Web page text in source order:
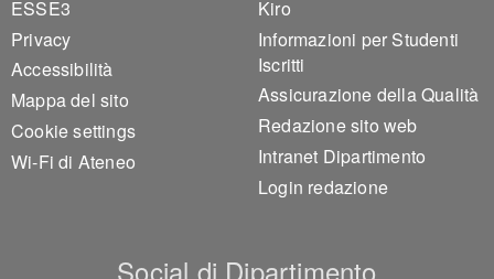
ESSE3
Privacy
Accessibilità
Mappa del sito
Cookie settings
Wi-Fi di Ateneo
Kiro
Informazioni per Studenti
Iscritti
Assicurazione della Qualità
Redazione sito web
Intranet Dipartimento
Login redazione
Social di Dipartimento